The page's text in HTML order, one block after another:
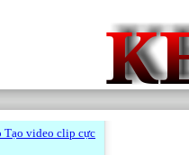
Tạo video clip cực